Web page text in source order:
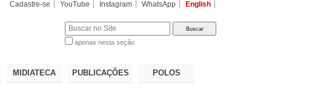
Cadastre-se YouTube Instagram WhatsApp English
apenas nesta seção
MIDIATECA PUBLICAÇÕES POLOS